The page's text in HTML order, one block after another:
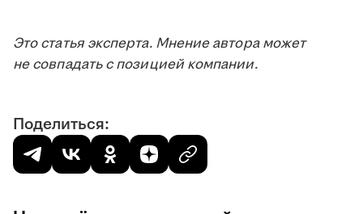
Это статья эксперта. Мнение автора может
не совпадать с позицией компании.
Поделиться: